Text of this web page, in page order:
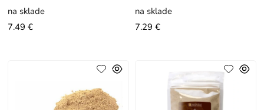
čistiace vlastnosti.
na sklade
7.49 €
na sklade
7.29 €